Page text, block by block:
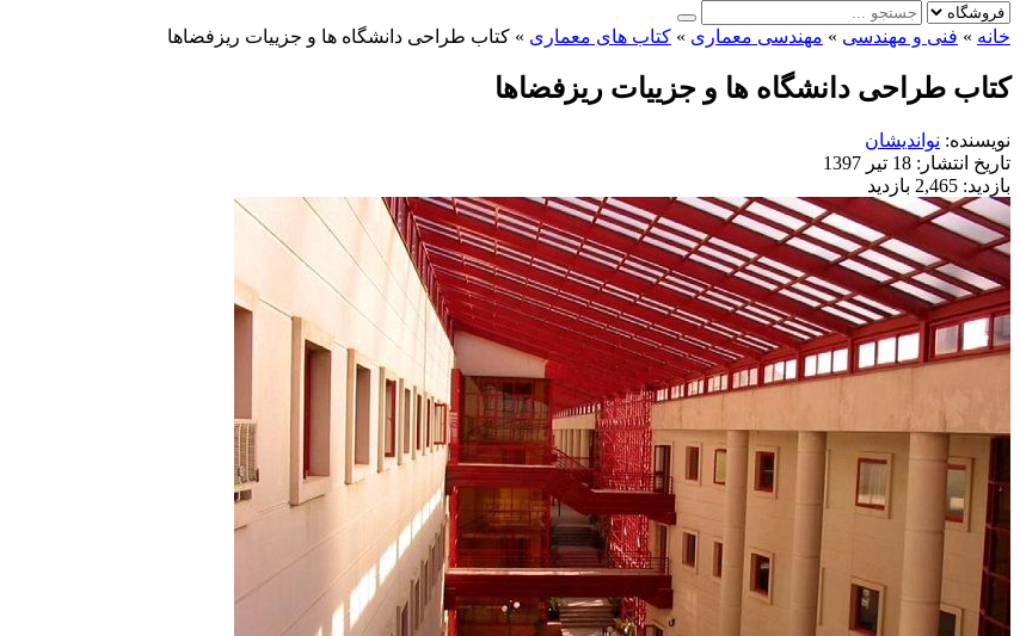
خانه » فنی و مهندسی » مهندسی معماری » کتاب های معماری » کتاب طراحی دانشگاه ها و جزییات ریزفضاها
کتاب طراحی دانشگاه ها و جزییات ریزفضاها
نویسنده: نواندیشان
تاریخ انتشار: 18 تیر 1397
بازدید: 2,465 بازدید